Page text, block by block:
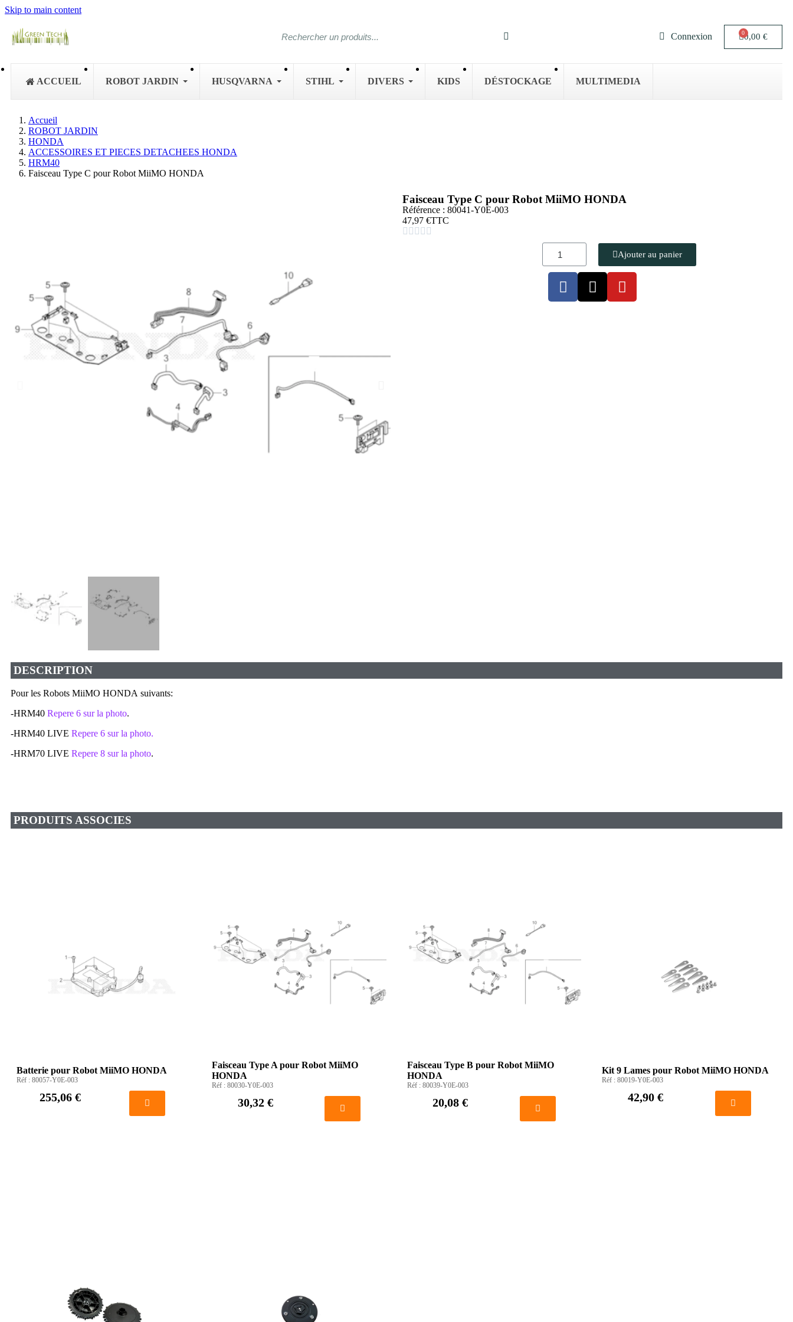
Skip to main content
Connexion 0,00 €
ACCUEIL ROBOT JARDIN HUSQVARNA STIHL DIVERS KIDS DÉSTOCKAGE MULTIMEDIA
Accueil
ROBOT JARDIN
HONDA
ACCESSOIRES ET PIECES DETACHEES HONDA
HRM40
Faisceau Type C pour Robot MiiMO HONDA
Faisceau Type C pour Robot MiiMO HONDA
Référence : 80041-Y0E-003
47,97 €TTC
    
Ajouter au panier
DESCRIPTION
Pour les Robots MiiMO HONDA suivants:
-HRM40 Repere 6 sur la photo.
-HRM40 LIVE Repere 6 sur la photo.
-HRM70 LIVE Repere 8 sur la photo.
PRODUITS ASSOCIES
Batterie pour Robot MiiMO HONDA
Réf : 80057-Y0E-003
255,06 €
Faisceau Type A pour Robot MiiMO
HONDA
Réf : 80030-Y0E-003
30,32 €
Faisceau Type B pour Robot MiiMO
HONDA
Réf : 80039-Y0E-003
20,08 €
Kit 9 Lames pour Robot MiiMO HONDA
Réf :80019-Y0E-003
42,90 €